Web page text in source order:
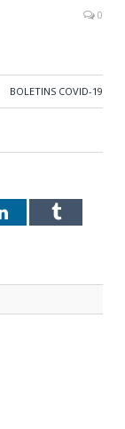
0
BOLETINS COVID-19
LinkedInTumblr